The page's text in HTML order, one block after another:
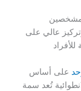
عالي على
على أساس
تُعد سمة